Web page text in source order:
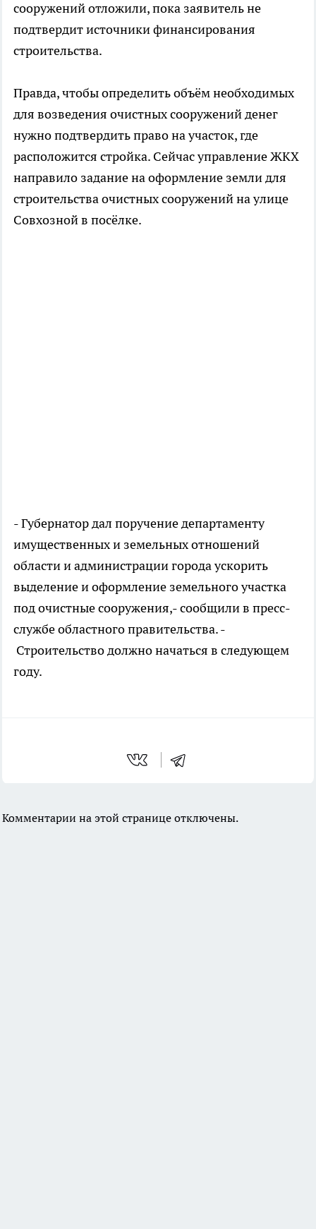
сооружений отложили, пока заявитель не
подтвердит источники финансирования
строительства.
Правда, чтобы определить объём необходимых
для возведения очистных сооружений денег
нужно подтвердить право на участок, где
расположится стройка. Сейчас управление ЖКХ
направило задание на оформление земли для
строительства очистных сооружений на улице
Совхозной в посёлке.
- Губернатор дал поручение департаменту
имущественных и земельных отношений
области и администрации города ускорить
выделение и оформление земельного участка
под очистные сооружения,- сообщили в пресс-
службе областного правительства. -
Строительство должно начаться в следующем
году.
Комментарии на этой странице отключены.